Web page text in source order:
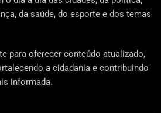
da saúde, do esporte e dos temas
para oferecer conteúdo atualizado,
a cidadania e contribuindo
informada.